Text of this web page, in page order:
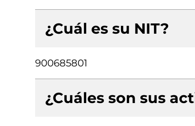
¿Cuál es su NIT?
900685801
¿Cuáles son sus